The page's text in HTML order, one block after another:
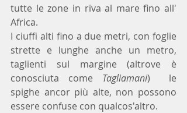
tutte le zone in riva al mare fino all'
Africa.
I ciuffi alti fino a due metri, con foglie
strette e lunghe anche un metro,
taglienti sul margine (altrove è
conosciuta come Tagliamani)  le
spighe ancor più alte, non possono
essere confuse con qualcos'altro.